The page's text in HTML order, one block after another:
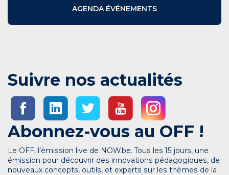
AGENDA ÉVÉNEMENTS
Suivre nos actualités
Abonnez-vous au OFF !
Le OFF, l’émission live de NOW.be. Tous les 15 jours, une
émission pour découvrir des innovations pédagogiques, de
nouveaux concepts, outils, et experts sur les thèmes de la